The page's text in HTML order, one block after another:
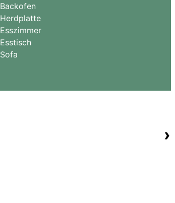
Backofen
Herdplatte
Esszimmer
Esstisch
Sofa